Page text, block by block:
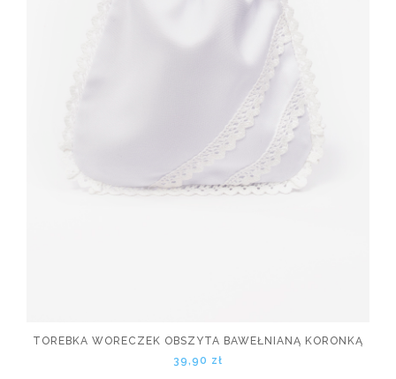
TOREBKA WORECZEK OBSZYTA BAWEŁNIANĄ KORONKĄ
39,90 zł